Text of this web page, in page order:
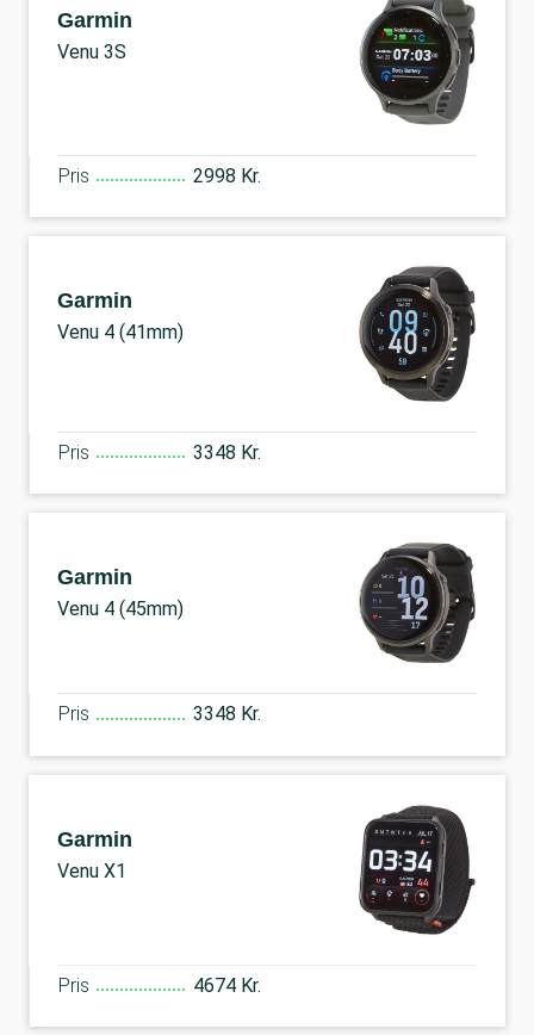
Garmin
Venu 3S
Pris 2998 Kr.
Garmin
Venu 4 (41mm)
Pris 3348 Kr.
Garmin
Venu 4 (45mm)
Pris 3348 Kr.
Garmin
Venu X1
Pris 4674 Kr.